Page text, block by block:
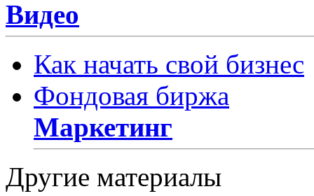
Видео
Как начать свой бизнес
Фондовая биржа
Маркетинг
Другие материалы